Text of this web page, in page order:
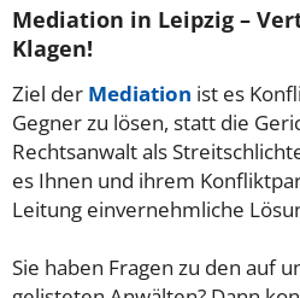
Mediation in Leipzig –
Klagen!
Ziel der Mediation ist es
Gegner zu lösen, statt die
Rechtsanwalt als
es Ihnen und ihrem
Leitung einvernehmliche
Sie haben Fragen zu den auf